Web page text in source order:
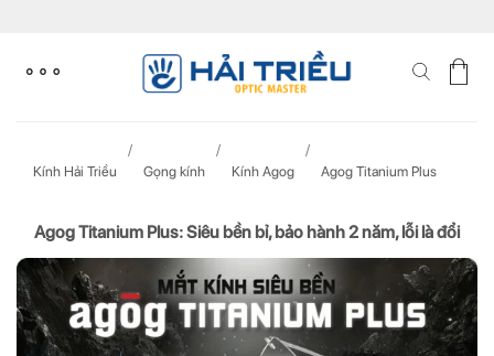
content
Kính Hải Triều Gọng kính Kính Agog Agog Titanium Plus
Agog Titanium Plus: Siêu bền bỉ, bảo hành 2 năm, lỗi là đổi